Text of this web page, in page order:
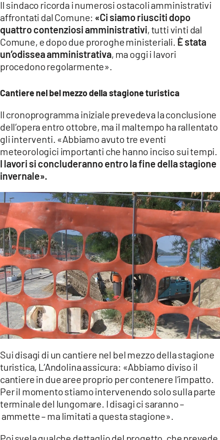
Il sindaco ricorda i numerosi ostacoli amministrativi
affrontati dal Comune: «Ci siamo riusciti dopo
quattro contenziosi amministrativi, tutti vinti dal
Comune, e dopo due proroghe ministeriali. È stata
un’odissea amministrativa, ma oggi i lavori
procedono regolarmente».
Cantiere nel bel mezzo della stagione turistica
Il cronoprogramma iniziale prevedeva la conclusione
dell’opera entro ottobre, ma il maltempo ha rallentato
gli interventi. «Abbiamo avuto tre eventi
meteorologici importanti che hanno inciso sui tempi.
I lavori si concluderanno entro la fine della stagione
invernale».
Sui disagi di un cantiere nel bel mezzo della stagione
turistica, L’Andolina assicura: «Abbiamo diviso il
cantiere in due aree proprio per contenere l’impatto.
Per il momento stiamo intervenendo solo sulla parte
terminale del lungomare. I disagi ci saranno –
ammette – ma limitati a questa stagione».